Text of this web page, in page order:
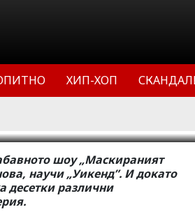
ХИП-ХОП
Гарванът?
шоу „Маскираният
научи „Уикенд”. И докато
десетки различни